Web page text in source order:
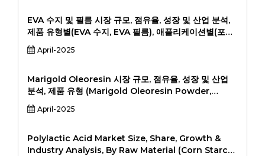
EVA 수지 및 필름 시장 규모, 점유율, 성장 및 산업 분석,
제품 유형별(EVA 수지, EVA 필름), 애플리케이션별(포장,
자동차, 건설, 재생 에너지, 의료, 기타), 최종 사용자별(식
품 및 음료 산업, 자동차 산업, 건설 산업, 재생 에너지 산
April-2025
Marigold Oleoresin 시장 규모, 점유율, 성장 및 산업
분석, 제품 유형 (Marigold Oleoresin Powder,
Marigold Oleoresin Liquid), 적용 (식음료, 화장품, 제
약, Nutraceutical, 기타), END 사용자 (식품 및 비비 산
201).
April-2025
Polylactic Acid Market Size, Share, Growth &
Industry Analysis, By Raw Material (Corn Starch,